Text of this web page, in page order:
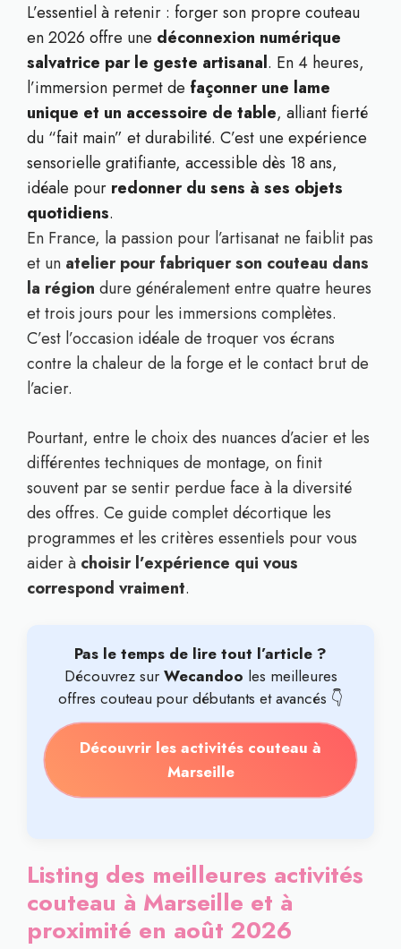
L’essentiel à retenir : forger son propre couteau
en 2026 offre une déconnexion numérique
salvatrice par le geste artisanal. En 4 heures,
l’immersion permet de façonner une lame
unique et un accessoire de table, alliant fierté
du “fait main” et durabilité. C’est une expérience
sensorielle gratifiante, accessible dès 18 ans,
idéale pour redonner du sens à ses objets
quotidiens.
En France, la passion pour l’artisanat ne faiblit pas
et un atelier pour fabriquer son couteau dans
la région dure généralement entre quatre heures
et trois jours pour les immersions complètes.
C’est l’occasion idéale de troquer vos écrans
contre la chaleur de la forge et le contact brut de
l’acier.
Pourtant, entre le choix des nuances d’acier et les
différentes techniques de montage, on finit
souvent par se sentir perdue face à la diversité
des offres. Ce guide complet décortique les
programmes et les critères essentiels pour vous
aider à choisir l’expérience qui vous
correspond vraiment.
Pas le temps de lire tout l’article ?
Découvrez sur Wecandoo les meilleures
offres couteau pour débutants et avancés 👇
Découvrir les activités couteau à
Marseille
Listing des meilleures activités
couteau à Marseille et à
proximité en août 2026